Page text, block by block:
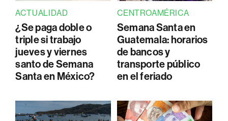
ACTUALIDAD
¿Se paga doble o
triple si trabajo
jueves y viernes
santo de Semana
Santa en México?
CENTROAMÉRICA
Semana Santa en
Guatemala: horarios
de bancos y
transporte público
en el feriado